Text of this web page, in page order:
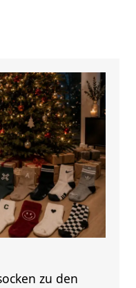
zu den